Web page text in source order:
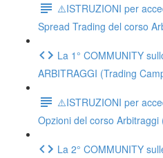
⚠️ISTRUZIONI per
Spread Trading del corso
La 1° COMMUNITY
ARBITRAGGI (Trading
⚠️ISTRUZIONI per
Opzioni del corso Arbitraggi
La 2° COMMUNITY